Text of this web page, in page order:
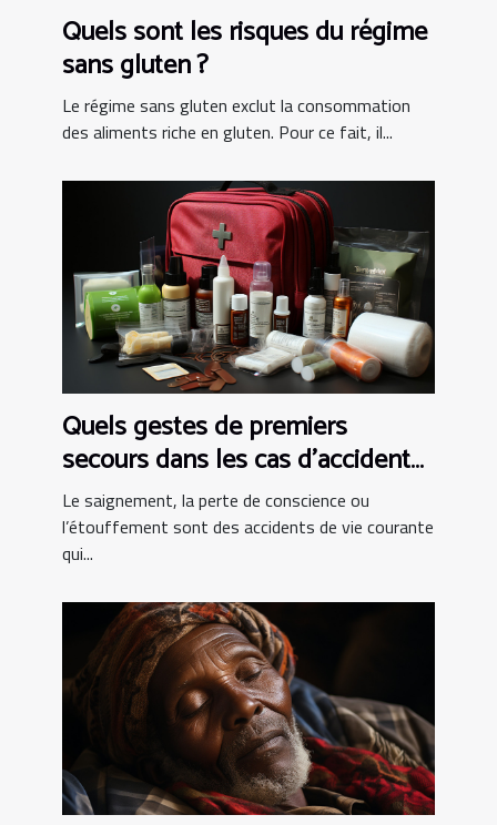
Quels sont les risques du régime
sans gluten ?
Le régime sans gluten exclut la consommation
des aliments riche en gluten. Pour ce fait, il...
Quels gestes de premiers
secours dans les cas d’accident
de vie courante ?
Le saignement, la perte de conscience ou
l’étouffement sont des accidents de vie courante
qui...